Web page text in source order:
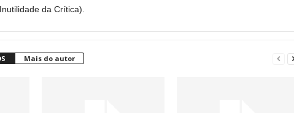
da Crítica).
Mais do autor